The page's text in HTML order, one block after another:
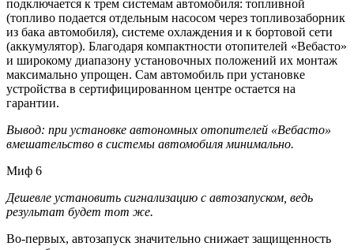
подключается к трем системам автомобиля: топливной
(топливо подается отдельным насосом через топливозаборник
из бака автомобиля), системе охлаждения и к бортовой сети
(аккумулятор). Благодаря компактности отопителей «Вебасто»
и широкому диапазону установочных положений их монтаж
максимально упрощен. Сам автомобиль при установке
устройства в сертифицированном центре остается на
гарантии.
Вывод: при установке автономных отопителей «Вебасто»
вмешательство в системы автомобиля минимально.
Миф 6
Дешевле установить сигнализацию с автозапуском, ведь
результат будет тот же.
Во-первых, автозапуск значительно снижает защищенность